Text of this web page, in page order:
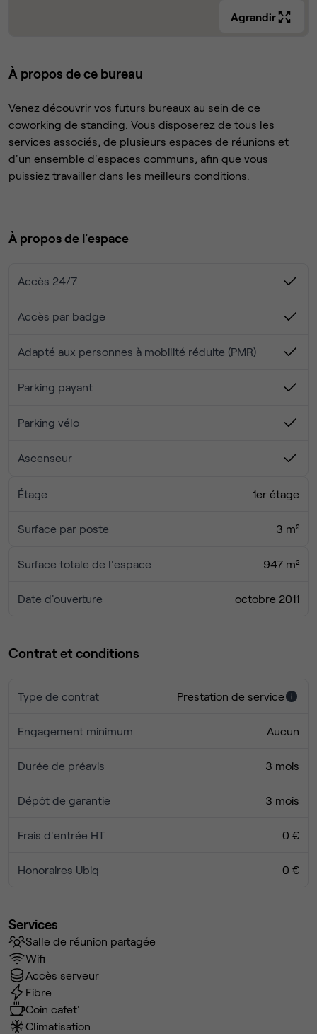
Agrandir
À propos de ce bureau
Venez découvrir vos futurs bureaux au sein de ce
coworking de standing. Vous disposerez de tous les
services associés, de plusieurs espaces de réunions et
d'un ensemble d'espaces communs, afin que vous
puissiez travailler dans les meilleurs conditions.
À propos de l'espace
Accès 24/7
Accès par badge
Adapté aux personnes à mobilité réduite (PMR)
Parking payant
Parking vélo
Ascenseur
Étage 1er étage
Surface par poste 3 m²
Surface totale de l'espace 947 m²
Date d'ouverture octobre 2011
Contrat et conditions
Type de contrat Prestation de service
Engagement minimum Aucun
Durée de préavis 3 mois
Dépôt de garantie 3 mois
Frais d'entrée HT 0 €
Honoraires Ubiq 0 €
Services
Salle de réunion partagée
Wifi
Accès serveur
Fibre
Coin cafet'
Climatisation